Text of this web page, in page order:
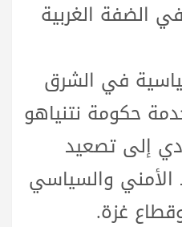
الضفة الغربية
في الشرق
حكومة نتنياهو
إلى تصعيد
والسياسي
غزة.